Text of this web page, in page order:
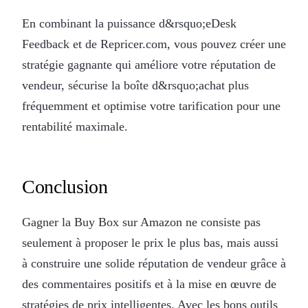
En combinant la puissance d&rsquo;eDesk
Feedback et de Repricer.com, vous pouvez créer une
stratégie gagnante qui améliore votre réputation de
vendeur, sécurise la boîte d&rsquo;achat plus
fréquemment et optimise votre tarification pour une
rentabilité maximale.
Conclusion
Gagner la Buy Box sur Amazon ne consiste pas
seulement à proposer le prix le plus bas, mais aussi
à construire une solide réputation de vendeur grâce à
des commentaires positifs et à la mise en œuvre de
stratégies de prix intelligentes. Avec les bons outils